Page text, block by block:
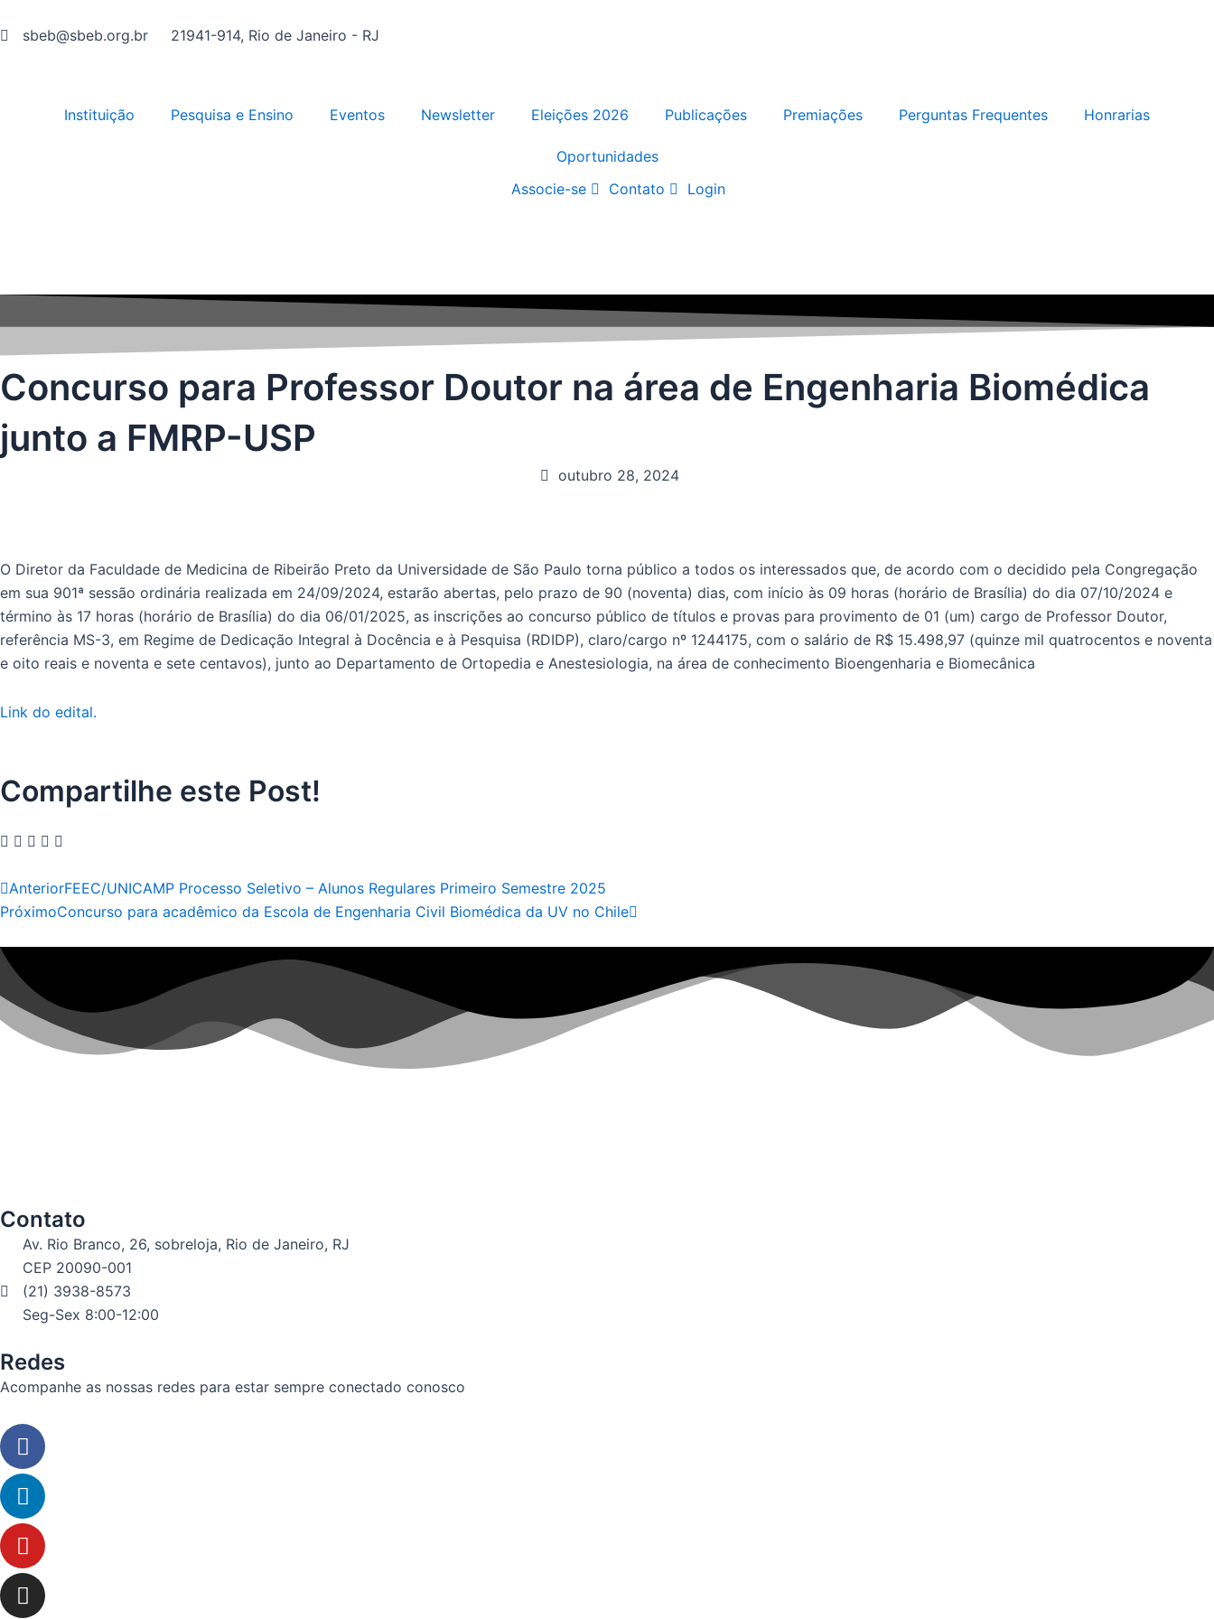
parasbeb@sbeb.org.br 21941-914, Rio de Janeiro - RJ
Instituição Pesquisa e Ensino Eventos Newsletter Eleições 2026 Publicações Premiações Perguntas Frequentes Honrarias
Oportunidades
Associe-se
Contato Login
Concurso para Professor Doutor na área de Engenharia Biomédica
junto a FMRP-USP
outubro 28, 2024
O Diretor da Faculdade de Medicina de Ribeirão Preto da Universidade de São Paulo torna público a todos os interessados que, de acordo com o decidido pela Congregação
em sua 901ª sessão ordinária realizada em 24/09/2024, estarão abertas, pelo prazo de 90 (noventa) dias, com início às 09 horas (horário de Brasília) do dia 07/10/2024 e
término às 17 horas (horário de Brasília) do dia 06/01/2025, as inscrições ao concurso público de títulos e provas para provimento de 01 (um) cargo de Professor Doutor,
referência MS-3, em Regime de Dedicação Integral à Docência e à Pesquisa (RDIDP), claro/cargo nº 1244175, com o salário de R$ 15.498,97 (quinze mil quatrocentos e noventa
e oito reais e noventa e sete centavos), junto ao Departamento de Ortopedia e Anestesiologia, na área de conhecimento Bioengenharia e Biomecânica
Link do edital.
Compartilhe este Post!
Anterior
AnteriorFEEC/UNICAMP Processo Seletivo – Alunos Regulares Primeiro Semestre 2025
PróximoConcurso para acadêmico da Escola de Engenharia Civil Biomédica da UV no Chile
Contato
Av. Rio Branco, 26, sobreloja, Rio de Janeiro, RJ
CEP 20090-001
(21) 3938-8573
Seg-Sex 8:00-12:00
Redes
Acompanhe as nossas redes para estar sempre conectado conosco
Facebook
Linkedin
Youtube
Instagram